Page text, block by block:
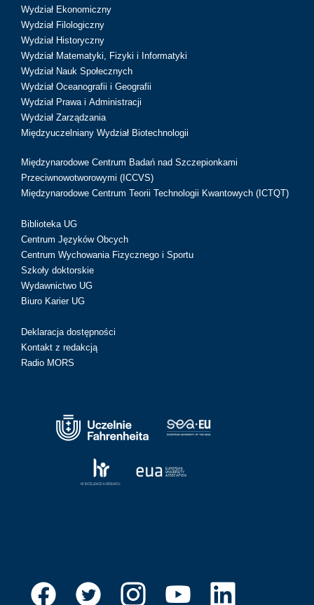
Wydział Ekonomiczny
Wydział Filologiczny
Wydział Historyczny
Wydział Matematyki, Fizyki i Informatyki
Wydział Nauk Społecznych
Wydział Oceanografii i Geografii
Wydział Prawa i Administracji
Wydział Zarządzania
Międzyuczelniany Wydział Biotechnologii
Międzynarodowe Centrum Badań nad Szczepionkami
Przeciwnowotworowymi (ICCVS)
Międzynarodowe Centrum Teorii Technologii Kwantowych (ICTQT)
Biblioteka UG
Centrum Języków Obcych
Centrum Wychowania Fizycznego i Sportu
Szkoły doktorskie
Wydawnictwo UG
Biuro Karier UG
Deklaracja dostępności
Kontakt z redakcją
Radio MORS